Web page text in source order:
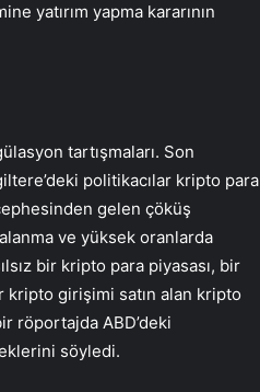
yatırım yapma kararının
tartışmaları. Son
politikacılar kripto para
gelen çöküş
ve yüksek oranlarda
bir kripto para piyasası, bir
kripto girişimi satın alan kripto
röportajda ABD’deki
söyledi.